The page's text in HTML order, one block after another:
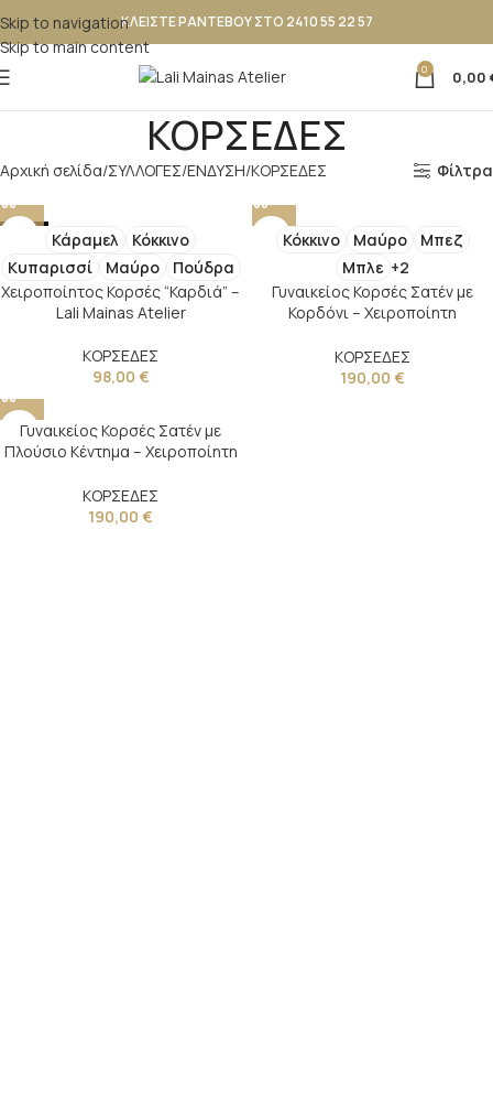
Skip to navigation
Skip to main content
ΚΛΕΙΣΤΕ ΡΑΝΤΕΒΟΥ ΣΤΟ 2410 55 22 57
0 0,00
ΚΟΡΣΕΔΕΣ
Αρχική σελίδα ΣΥΛΛΟΓΕΣ ΕΝΔΥΣΗ ΚΟΡΣΕΔΕΣ Φίλτρα
Κάραμελ
Κόκκινο
Κυπαρισσί
Μαύρο
Πούδρα
Χειροποίητος Κορσές “Καρδιά” –
Lali Mainas Atelier
ΚΟΡΣΕΔΕΣ
98,00 €
Κόκκινο Μαύρο
Μπεζ
Μπλε +2
Γυναικείος Κορσές Σατέν με
Κορδόνι – Χειροποίητη
ΚΟΡΣΕΔΕΣ
190,00 €
Γυναικείος Κορσές Σατέν με
Πλούσιο Κέντημα – Χειροποίητη
ΚΟΡΣΕΔΕΣ
190,00 €